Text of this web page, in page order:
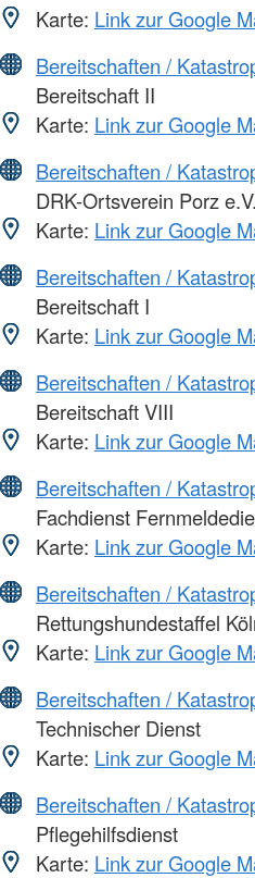
Karte: Link zur Google
Bereitschaften /
Bereitschaft II
Karte: Link zur Google
Bereitschaften /
DRK-Ortsverein Porz e.V.
Karte: Link zur Google
Bereitschaften /
Bereitschaft I
Karte: Link zur Google
Bereitschaften /
Bereitschaft VIII
Karte: Link zur Google
Bereitschaften /
Fachdienst
Karte: Link zur Google
Bereitschaften /
Rettungshundestaffel
Karte: Link zur Google
Bereitschaften /
Technischer Dienst
Karte: Link zur Google
Bereitschaften /
Pflegehilfsdienst
Karte: Link zur Google